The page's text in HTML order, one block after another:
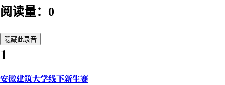
阅读量：0
隐藏此录音
1
安徽建筑大学线下新生赛